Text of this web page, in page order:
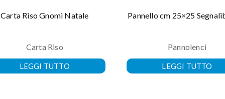
Carta Riso Gnomi Natale
Carta Riso
LEGGI TUTTO
Pannello cm 25×25
Pannolenci
LEGGI TUTTO